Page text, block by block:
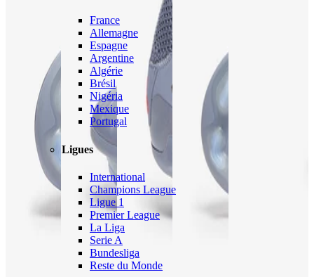
France
Allemagne
Espagne
Argentine
Algérie
Brésil
Nigéria
Mexique
Portugal
Ligues
International
Champions League
Ligue 1
Premier League
La Liga
Serie A
Bundesliga
Reste du Monde